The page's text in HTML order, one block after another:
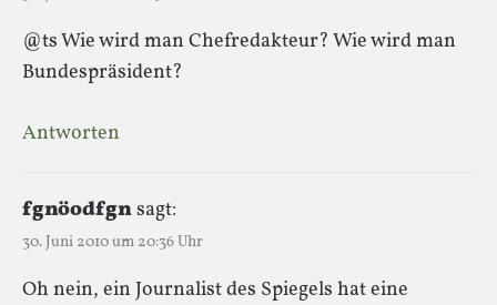
@ts Wie wird man Chefredakteur? Wie wird man
Bundespräsident?
Antworten
fgnöodfgnsagt:
30. Juni 2010 um 20:36 Uhr
Oh nein, ein Journalist des Spiegels hat eine